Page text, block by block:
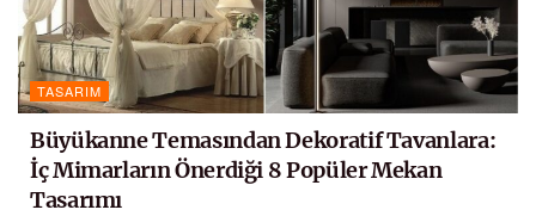
TASARIM
Büyükanne Temasından Dekoratif Tavanlara:
İç Mimarların Önerdiği 8 Popüler Mekan
Tasarımı